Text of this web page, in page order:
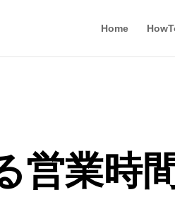
Home
営業時